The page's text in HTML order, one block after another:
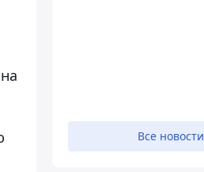
Все новости